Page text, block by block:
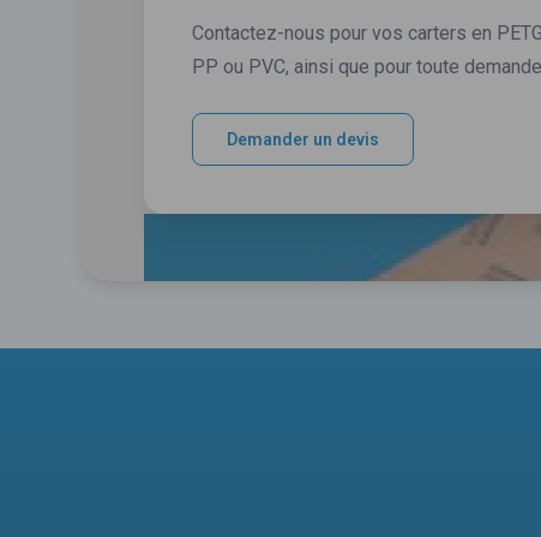
Contactez-nous pour vos carters en
PP ou PVC, ainsi que pour toute
Demander un devis